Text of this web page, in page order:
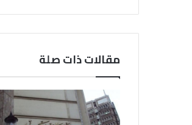
مقالات ذات صلة